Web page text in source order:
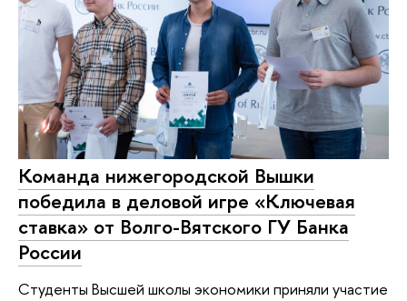
Команда нижегородской Вышки
победила в деловой игре «Ключевая
ставка» от Волго-Вятского ГУ Банка
России
Cтуденты Высшей школы экономики приняли участие